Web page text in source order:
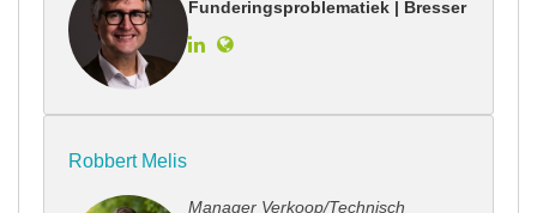
Funderingsproblematiek | Bresser
Robbert Melis
Manager Verkoop/Technisch